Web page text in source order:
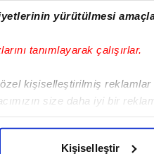
yürütülmesi
tanımlayarak çalışırlar.
kişiselleştirilmiş reklamlar
size daha iyi bir
Kişiselleştir